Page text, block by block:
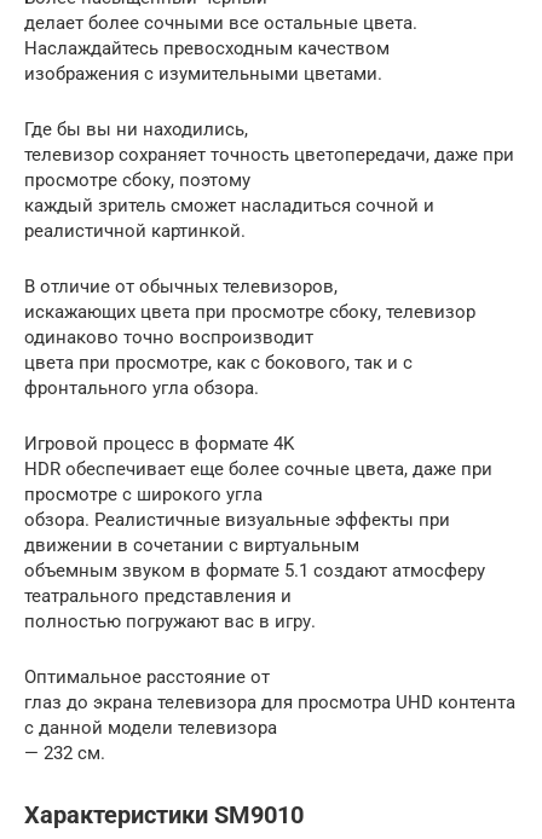
делает более сочными все остальные цвета.
Наслаждайтесь превосходным качеством
изображения с изумительными цветами.
Где бы вы ни находились,
телевизор сохраняет точность цветопередачи, даже при
просмотре сбоку, поэтому
каждый зритель сможет насладиться сочной и
реалистичной картинкой.
В отличие от обычных телевизоров,
искажающих цвета при просмотре сбоку, телевизор
одинаково точно воспроизводит
цвета при просмотре, как с бокового, так и с
фронтального угла обзора.
Игровой процесс в формате 4K
HDR обеспечивает еще более сочные цвета, даже при
просмотре с широкого угла
обзора. Реалистичные визуальные эффекты при
движении в сочетании с виртуальным
объемным звуком в формате 5.1 создают атмосферу
театрального представления и
полностью погружают вас в игру.
Оптимальное расстояние от
глаз до экрана телевизора для просмотра UHD контента
с данной модели телевизора
— 232 см.
Характеристики SM9010